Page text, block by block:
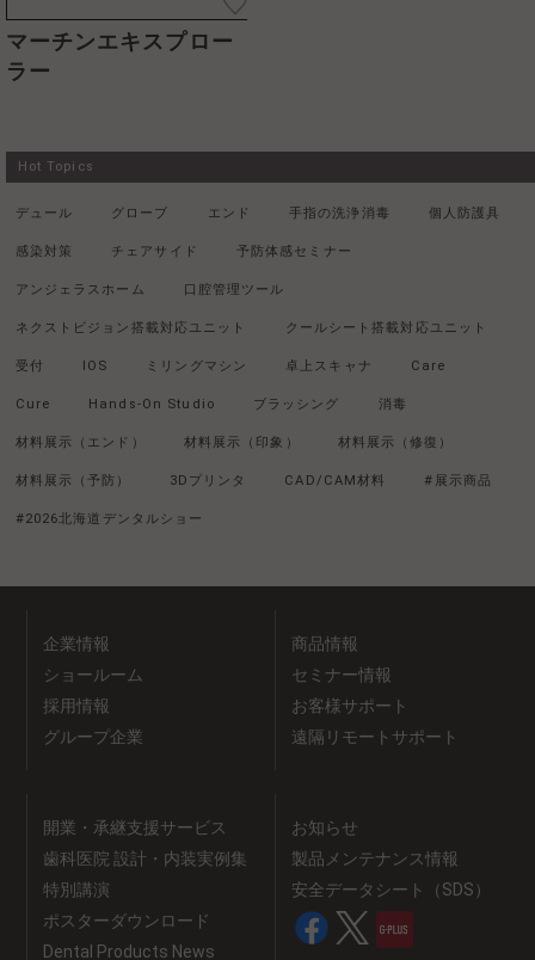
マーチンエキスプロー
ラー
Hot Topics
デュール グローブ エンド 手指の洗浄消毒 個人防護具
感染対策 チェアサイド 予防体感セミナー
アンジェラスホーム 口腔管理ツール
ネクストビジョン搭載対応ユニット クールシート搭載対応ユニット
受付 IOS ミリングマシン 卓上スキャナ Care
Cure Hands-On Studio ブラッシング 消毒
材料展示（エンド） 材料展示（印象） 材料展示（修復）
材料展示（予防） 3Dプリンタ CAD/CAM材料 #展示商品
#2026北海道デンタルショー
企業情報
ショールーム
採用情報
グループ企業
商品情報
セミナー情報
お客様サポート
遠隔リモートサポート
開業・承継支援サービス
歯科医院 設計・内装実例集
特別講演
ポスターダウンロード
Dental Products News
お知らせ
製品メンテナンス情報
安全データシート（SDS）